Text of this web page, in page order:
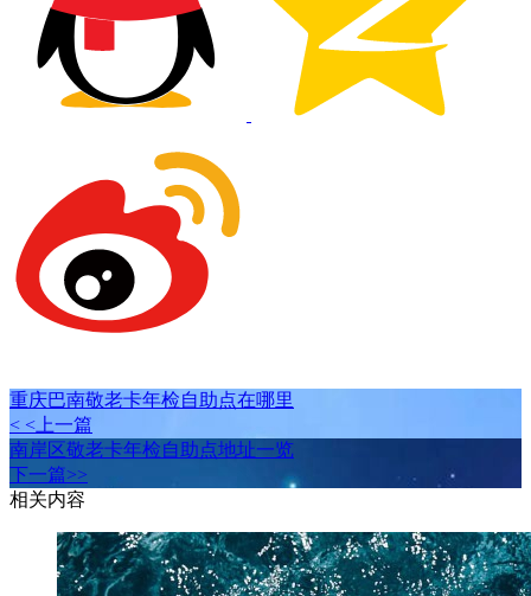
重庆巴南敬老卡年检自助点在哪里
< <上一篇
南岸区敬老卡年检自助点地址一览
下一篇>>
相关内容